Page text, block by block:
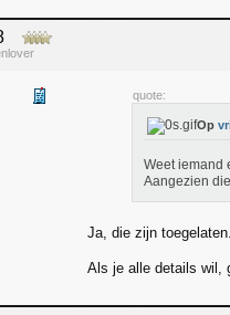
quote:
Op
Weet iemand
Aangezien
Ja, die zijn toegelaten.
Als je alle details wil,